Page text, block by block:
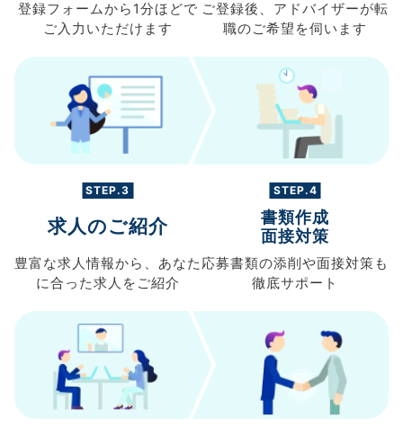
登録フォームから 1分ほどで
ご入力 いただけます
ご登録後、 アドバイザーが転
職のご希望を伺います
STEP.3
求人のご紹介
豊富な求人情報から、 あなた
に合った求人を ご紹介
STEP.4
書類作成
面接対策
応募書類の添削や面接対策も
徹底サポート